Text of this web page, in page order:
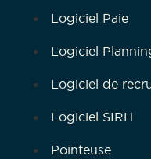
Logiciel Paie
Logiciel
Logiciel de
Logiciel SIRH
Pointeuse